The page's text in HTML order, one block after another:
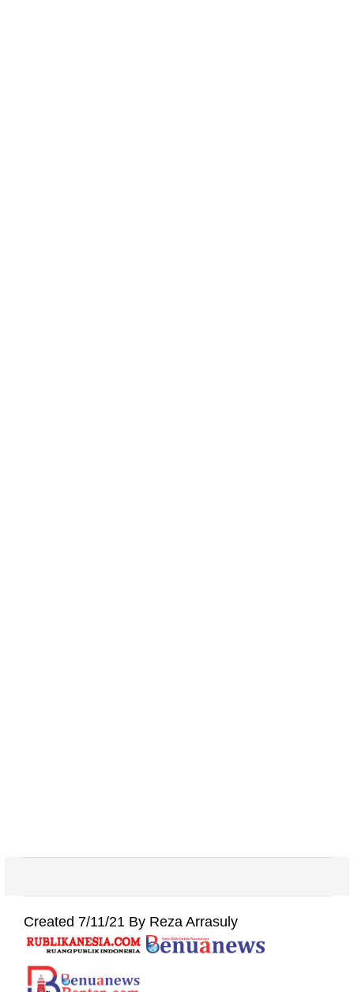
Created 7/11/21 By Reza Arrasuly